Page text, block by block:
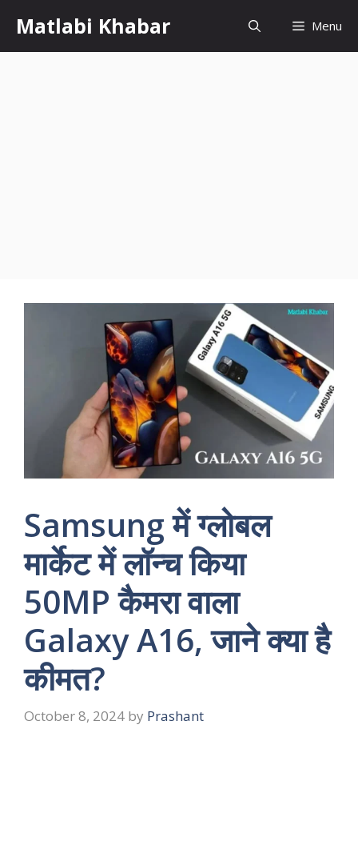
content
Matlabi Khabar Menu
Samsung में ग्लोबल
मार्केट में लॉन्च किया
50MP कैमरा वाला
Galaxy A16, जाने क्या है
कीमत?
October 8, 2024 by Prashant